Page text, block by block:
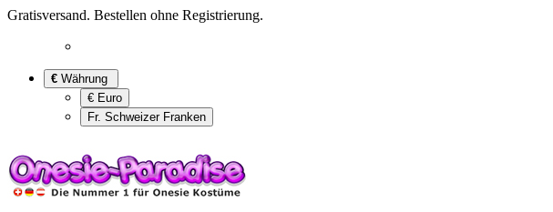
Gratisversand. Bestellen ohne Registrierung.
€ Währung
€ Euro
Fr. Schweizer Franken